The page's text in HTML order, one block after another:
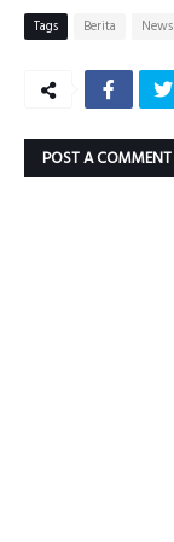
Tags Berita News
POST A COMMENT